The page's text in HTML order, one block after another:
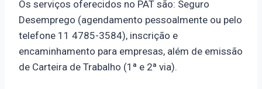
Os serviços oferecidos no PAT são: Seguro
Desemprego (agendamento pessoalmente ou pelo
telefone 11 4785-3584), inscrição e
encaminhamento para empresas, além de emissão
de Carteira de Trabalho (1ª e 2ª via).